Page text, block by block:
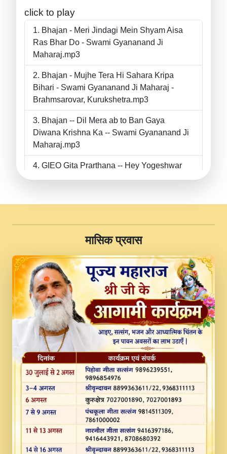
click to play
Bhajan - Meri Jindagi Mein Shyam Aisa
Ras Bhar Do - Swami Gyananand Ji
Maharaj.mp3
Bhajan - Mujhe Tera Hi Sahara Kripa
Bihari - Swami Gyananand Ji Maharaj -
Brahmsarovar, Kurukshetra.mp3
Bhajan -- Dil Mera ab to Ban Gaya
Diwana Krishna Ka -- Swami Gyananand Ji
Maharaj.mp3
GIEO Gita Prarthana -- Hey Yogeshwar
II Swami Gyananand Ji Maharaj.mp3
JINU SATGURU AAP BULAVE by Rasik
Pawan ji 20-11-19 Sankirtan At VEER JI
PRABHU KUTEER CHANNEL.mp3
Kina Sohna Tera Bhawan Sajaya Mata
Vaishno Devi Aarti Mata Rani Bhajan By
Lakhwinder Wadali Ji.mp3
MERE MANN VICH KANTH KALER
NEW PUNAJBI DEVOTIONAL SONG 2017
FULL VIDEO HD.mp3
Na To Roop Hai Bindu Ji Maharaj Pad - A
Divine Bhajan by Shri Indresh Ji
#BhaktiPath.mp3
Radha Rani Ki Kirpa Best Devotional
Song By Chitra Vichitra.mp3
​मासिक प्रवास